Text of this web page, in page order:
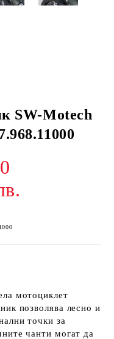
SW-Motech
мотоциклет
позволява лесно и
точки за
чанти могат да